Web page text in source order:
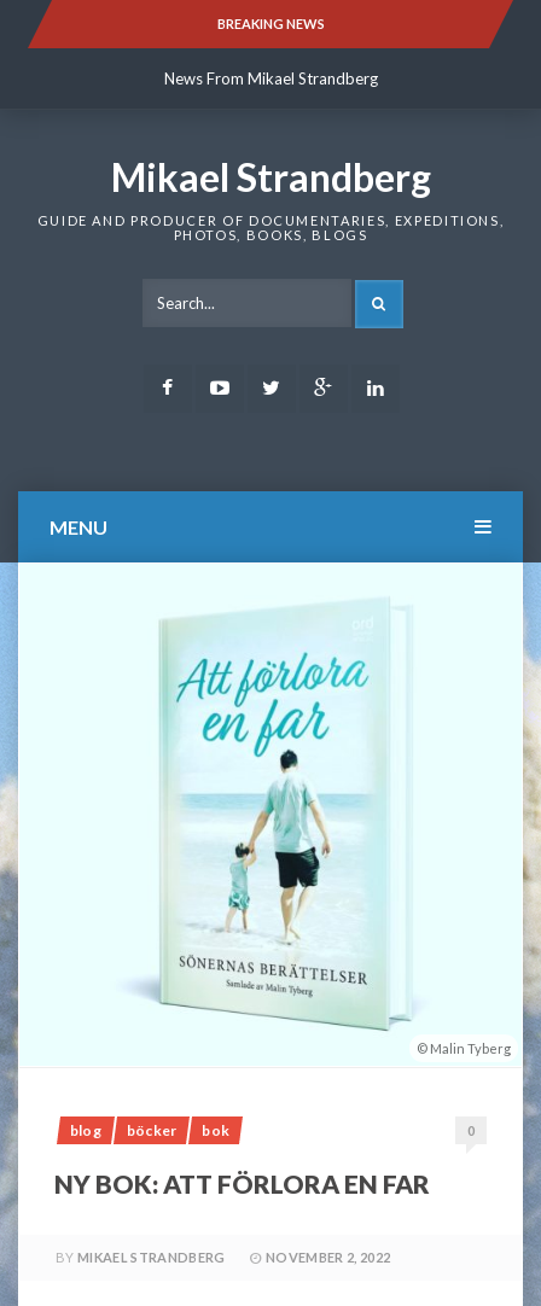
BREAKING NEWS
News From Mikael Strandberg
News From Mikael Strandberg
Mikael Strandberg
GUIDE AND PRODUCER OF DOCUMENTARIES, EXPEDITIONS,
PHOTOS, BOOKS, BLOGS
FacebookYoutubeTwitter Google
MENU
Malin Tyberg
blog böcker bok 0
NY BOK: ATT FÖRLORA EN FAR
BY MIKAEL STRANDBERG NOVEMBER 2, 2022